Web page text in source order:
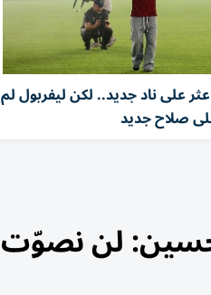
على ناد جديد.. لكن ليفربول لم
صلاح جديد
لن نصوّت